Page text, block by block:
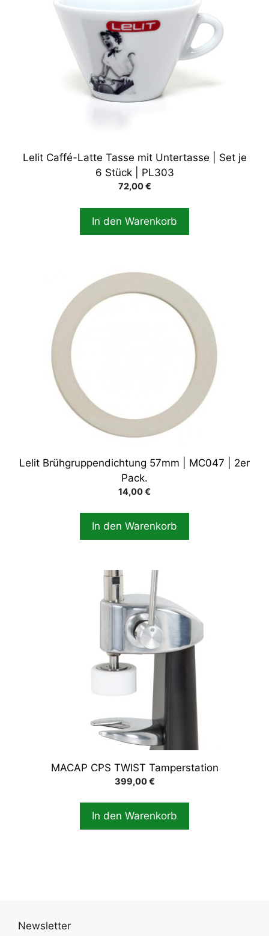
Lelit Caffé-Latte Tasse mit Untertasse | Set je
6 Stück | PL303
72,00€
In den Warenkorb
Lelit Brühgruppendichtung 57mm | MC047 | 2er
Pack.
14,00€
In den Warenkorb
MACAP CPS TWIST Tamperstation
399,00€
In den Warenkorb
Newsletter